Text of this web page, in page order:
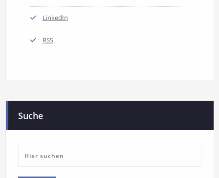
LinkedIn
RSS
Suche